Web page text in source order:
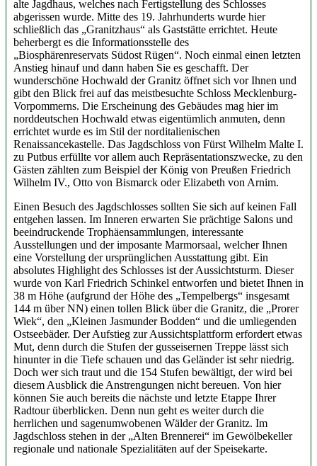
alte Jagdhaus, welches nach Fertigstellung des Schlosses
abgerissen wurde. Mitte des 19. Jahrhunderts wurde hier
schließlich das „Granitzhaus“ als Gaststätte errichtet. Heute
beherbergt es die Informationsstelle des
„Biosphärenreservats Südost Rügen“. Noch einmal einen letzten
Anstieg hinauf und dann haben Sie es geschafft. Der
wunderschöne Hochwald der Granitz öffnet sich vor Ihnen und
gibt den Blick frei auf das meistbesuchte Schloss Mecklenburg-
Vorpommerns. Die Erscheinung des Gebäudes mag hier im
norddeutschen Hochwald etwas eigentümlich anmuten, denn
errichtet wurde es im Stil der norditalienischen
Renaissancekastelle. Das Jagdschloss von Fürst Wilhelm Malte I.
zu Putbus erfüllte vor allem auch Repräsentationszwecke, zu den
Gästen zählten zum Beispiel der König von Preußen Friedrich
Wilhelm IV., Otto von Bismarck oder Elizabeth von Arnim.
Einen Besuch des Jagdschlosses sollten Sie sich auf keinen Fall
entgehen lassen. Im Inneren erwarten Sie prächtige Salons und
beeindruckende Trophäensammlungen, interessante
Ausstellungen und der imposante Marmorsaal, welcher Ihnen
eine Vorstellung der ursprünglichen Ausstattung gibt. Ein
absolutes Highlight des Schlosses ist der Aussichtsturm. Dieser
wurde von Karl Friedrich Schinkel entworfen und bietet Ihnen in
38 m Höhe (aufgrund der Höhe des „Tempelbergs“ insgesamt
144 m über NN) einen tollen Blick über die Granitz, die „Prorer
Wiek“, den „Kleinen Jasmunder Bodden“ und die umliegenden
Ostseebäder. Der Aufstieg zur Aussichtsplattform erfordert etwas
Mut, denn durch die Stufen der gusseisernen Treppe lässt sich
hinunter in die Tiefe schauen und das Geländer ist sehr niedrig.
Doch wer sich traut und die 154 Stufen bewältigt, der wird bei
diesem Ausblick die Anstrengungen nicht bereuen. Von hier
können Sie auch bereits die nächste und letzte Etappe Ihrer
Radtour überblicken. Denn nun geht es weiter durch die
herrlichen und sagenumwobenen Wälder der Granitz. Im
Jagdschloss stehen in der „Alten Brennerei“ im Gewölbekeller
regionale und nationale Spezialitäten auf der Speisekarte.